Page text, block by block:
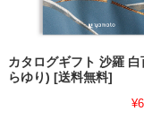
カタログギフト 沙羅 白
らゆり) [送料無料]